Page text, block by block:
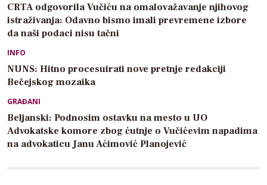
CRTA odgovorila Vučiću na omalovažavanje njihovog
istraživanja: Odavno bismo imali prevremene izbore
da naši podaci nisu tačni
INFO
NUNS: Hitno procesuirati nove pretnje redakciji
Bečejskog mozaika
GRAĐANI
Beljanski: Podnosim ostavku na mesto u UO
Advokatske komore zbog ćutnje o Vučićevim napadima
na advokaticu Janu Aćimović Planojević